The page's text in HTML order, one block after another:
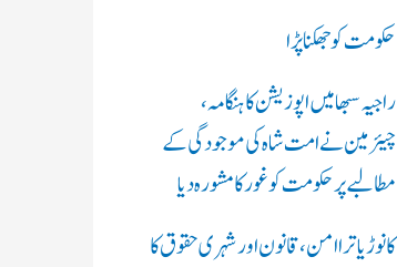
حکومت کو جھکنا پڑا
راجیہ سبھا میں اپوزیشن کا ہنگامہ،
چیئرمین نے امت شاہ کی موجودگی کے
مطالبے پر حکومت کو غور کا مشورہ دیا
کانوڑ یاترا امن،قانون اور شہری حقوق کا